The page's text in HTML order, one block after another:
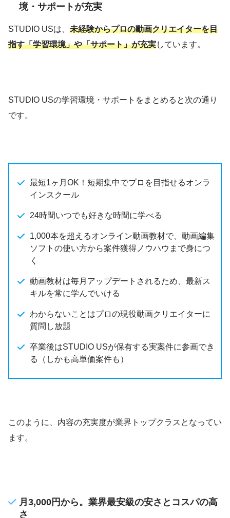
境・サポートが充実
STUDIO USは、 未経験からプロの動画クリエイターを目
指す「学習環境」や「サポート」が充実しています。
STUDIO USの学習環境・サポートをまとめると次の通り
です。
最短1ヶ月OK！短期集中でプロを目指せるオンラ
インスクール
24時間いつでも好きな時間に学べる
1,000本を超えるオンライン動画教材で、動画編集
ソフトの使い方から案件獲得ノウハウまで身につ
く
動画教材は毎月アップデートされるため、最新ス
キルを常に学んでいける
わからないことはプロの現役動画クリエイターに
質問し放題
卒業後はSTUDIO USが保有する実案件に参画でき
る（しかも高単価案件も）
このように、内容の充実度が業界トップクラスとなってい
ます。
月3,000円から。業界最安級の安さとコスパの高
さ